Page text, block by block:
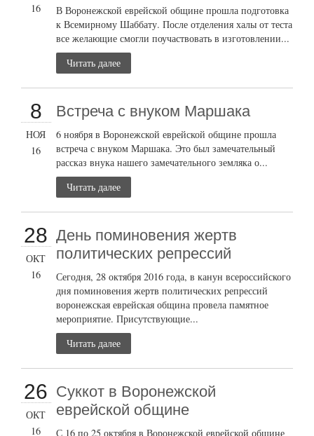
16
В Воронежской еврейской общине прошла подготовка
к Всемирному Шаббату. После отделения халы от теста
все желающие смогли поучаствовать в изготовлении...
Читать далее
8
НОЯ
16
Встреча с внуком Маршака
6 ноября в Воронежской еврейской общине прошла
встреча с внуком Маршака. Это был замечательный
рассказ внука нашего замечательного земляка о...
Читать далее
28
ОКТ
16
День поминовения жертв
политических репрессий
Сегодня, 28 октября 2016 года, в канун всероссийского
дня поминовения жертв политических репрессий
воронежская еврейская община провела памятное
мероприятие. Присутствующие...
Читать далее
26
ОКТ
16
Суккот в Воронежской
еврейской общине
С 16 по 25 октября в Воронежской еврейской общине